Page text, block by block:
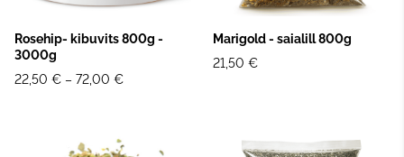
Rosehip- kibuvits 800g -
3000g
22,50 € – 72,00 €
Marigold - saialill 800g
21,50 €